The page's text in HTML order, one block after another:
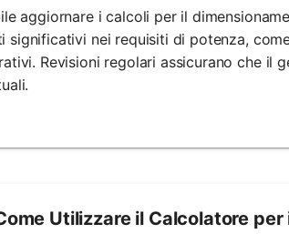
aggiornare i calcoli per il
significativi nei requisiti di potenza,
Revisioni regolari assicurano che il
Utilizzare il Calcolatore